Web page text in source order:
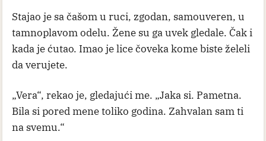
Stajao je sa čašom u ruci, zgodan, samouveren, u
tamnoplavom odelu. Žene su ga uvek gledale. Čak i
kada je ćutao. Imao je lice čoveka kome biste želeli
da verujete.
„Vera“, rekao je, gledajući me. „Jaka si. Pametna.
Bila si pored mene toliko godina. Zahvalan sam ti
na svemu.“